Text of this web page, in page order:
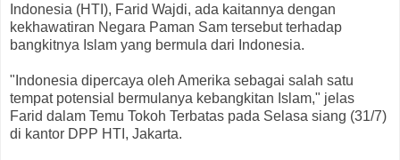
Indonesia (HTI), Farid Wajdi, ada kaitannya dengan
kekhawatiran Negara Paman Sam tersebut terhadap
bangkitnya Islam yang bermula dari Indonesia.
"Indonesia dipercaya oleh Amerika sebagai salah satu
tempat potensial bermulanya kebangkitan Islam," jelas
Farid dalam Temu Tokoh Terbatas pada Selasa siang (31/7)
di kantor DPP HTI, Jakarta.